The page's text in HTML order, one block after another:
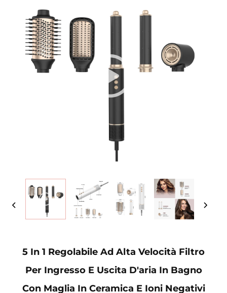
5 In 1 Regolabile Ad Alta Velocità Filtro
Per Ingresso E Uscita D'aria In Bagno
Con Maglia In Ceramica E Ioni Negativi